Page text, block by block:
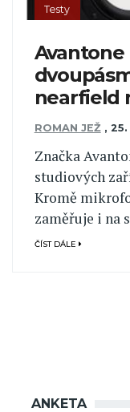
Testy
Avantone
nearfield
ROMAN JEŽ , 25.
Značka
studiových
Kromě
zaměřuje i na
ČÍST DÁLE
ANKETA